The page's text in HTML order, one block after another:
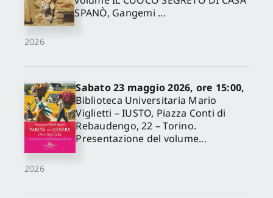
2026
SPANÒ, Gangemi ...
2026
Sabato 23 maggio 2026, ore 15:00,
Biblioteca Universitaria Mario
Viglietti – IUSTO, Piazza Conti di
Rebaudengo, 22 – Torino.
Presentazione del volume...